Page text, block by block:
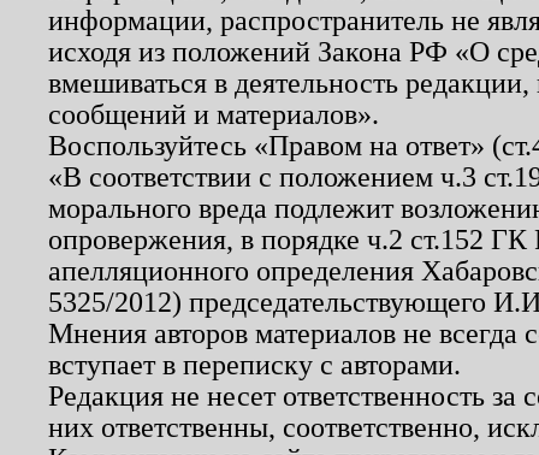
информации, распространитель не
исходя из положений Закона РФ «О
вмешиваться в деятельность
сообщений и материалов».
Воспользуйтесь «Правом на ответ»
«В соответствии с положением ч.3
морального вреда подлежит
опровержения, в порядке ч.2 ст.152
апелляционного определения
5325/2012) председательствующего
Мнения авторов материалов не
вступает в переписку с авторами.
Редакция не несет ответственность
них ответственны, соответственно,